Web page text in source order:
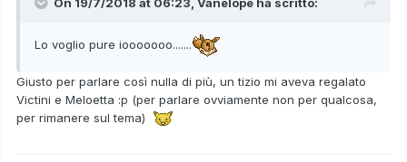
Lo voglio pure iooooooo.......
Giusto per parlare così nulla di più, un tizio mi aveva regalato
Victini e Meloetta :p (per parlare ovviamente non per qualcosa,
per rimanere sul tema)